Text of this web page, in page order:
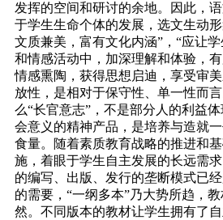
发挥的空间和研讨的余地。因此，
于学生生命个体的发展，选文生动形
文质兼美，富有文化内涵”，“应让
和情感活动中，加深理解和体验，
情感熏陶，获得思想启迪，享受
放性，是相对于保守性、单一性而
么“长官意志”，不是部分人的利益
会意义的精神产品，是培养与造就
食量。随着素质教育战略的推进和
施，着眼于学生自主发展的长远需
的编写、出版、发行的垄断模式已
的需要，“一纲多本”乃大势所趋，
然。不同版本的教材让学生拥有了